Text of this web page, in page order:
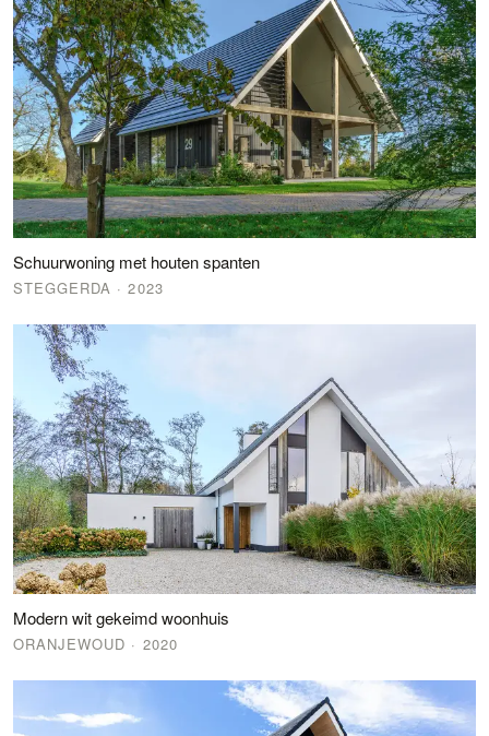
Schuurwoning met houten spanten
STEGGERDA · 2023
Modern wit gekeimd woonhuis
ORANJEWOUD · 2020